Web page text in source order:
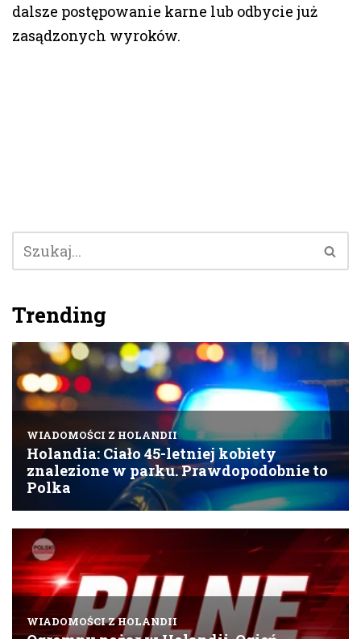
dalsze postępowanie karne lub odbycie już
zasądzonych wyroków.
Trending